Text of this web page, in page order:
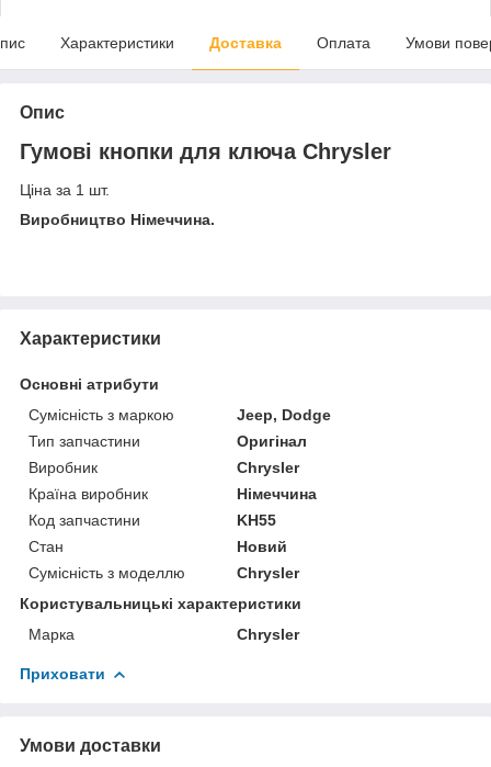
Характеристики Доставка Оплата Умови
Опис
Гумові кнопки для ключа Chrysler
Ціна за 1 шт.
Виробництво Німеччина.
Характеристики
Основні атрибути
Сумісність з маркою
Jeep, Dodge
Тип запчастини
Оригінал
Виробник
Chrysler
Країна виробник
Німеччина
Код запчастини
KН55
Стан
Новий
Сумісність з моделлю
Chrysler
Користувальницькі характеристики
Марка
Chrysler
Приховати
Умови доставки